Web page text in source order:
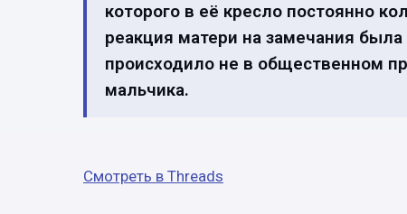
которого в её кресло постоянно
реакция матери на замечания
происходило не в общественном
мальчика.
Смотреть в Threads